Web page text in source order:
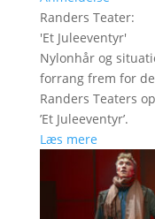
Randers Teater:
'Et Juleeventyr'
Nylonhår og
forrang frem for
Randers Teaters
’Et Juleeventyr’.
Læs mere